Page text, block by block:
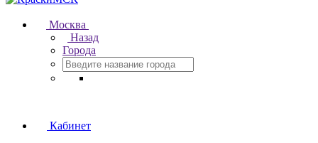
Москва
Назад
Города
Кабинет